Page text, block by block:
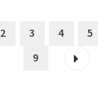
2 3 4 5
9